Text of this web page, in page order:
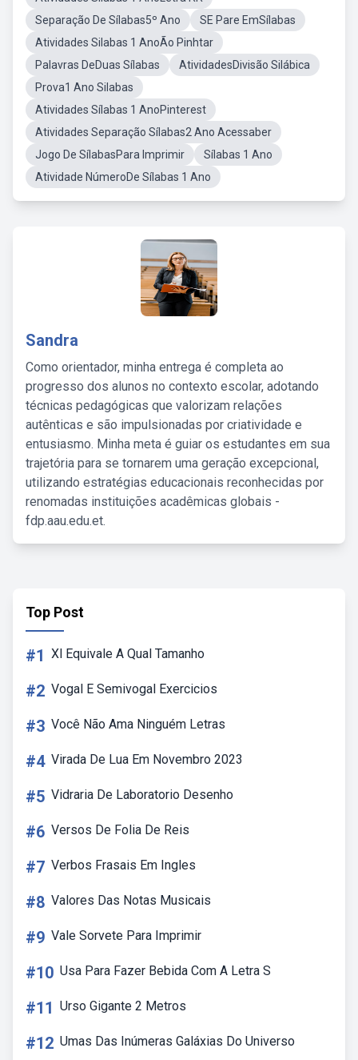
Separação De Sílabas5º Ano
SE Pare EmSílabas
Atividades Silabas 1 AnoÃo Pinhtar
Palavras DeDuas Sílabas
AtividadesDivisão Silábica
Prova1 Ano Silabas
Atividades Sílabas 1 AnoPinterest
Atividades Separação Sílabas2 Ano Acessaber
Jogo De SílabasPara Imprimir
Sílabas 1 Ano
Atividade NúmeroDe Sílabas 1 Ano
Sandra
Como orientador, minha entrega é completa ao
progresso dos alunos no contexto escolar, adotando
técnicas pedagógicas que valorizam relações
autênticas e são impulsionadas por criatividade e
entusiasmo. Minha meta é guiar os estudantes em sua
trajetória para se tornarem uma geração excepcional,
utilizando estratégias educacionais reconhecidas por
renomadas instituições acadêmicas globais -
fdp.aau.edu.et.
Top Post
#1 Xl Equivale A Qual Tamanho
#2 Vogal E Semivogal Exercicios
#3 Você Não Ama Ninguém Letras
#4 Virada De Lua Em Novembro 2023
#5 Vidraria De Laboratorio Desenho
#6 Versos De Folia De Reis
#7 Verbos Frasais Em Ingles
#8 Valores Das Notas Musicais
#9 Vale Sorvete Para Imprimir
#10 Usa Para Fazer Bebida Com A Letra S
#11 Urso Gigante 2 Metros
#12 Umas Das Inúmeras Galáxias Do Universo